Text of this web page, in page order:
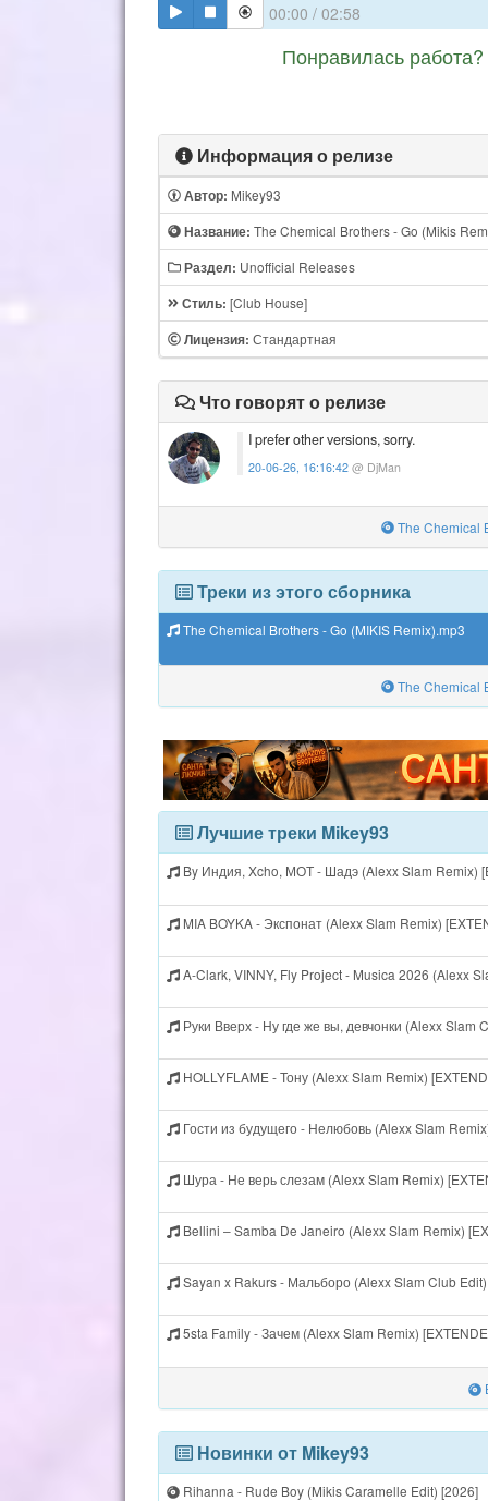
00:00 / 02:58
Понравилась
Информация о релизе
Автор: Mikey93
Название: The Chemical Brothers - Go (Mikis
Раздел: Unofficial Releases
Стиль: [Club House]
Лицензия: Стандартная
Что говорят о релизе
I prefer other versions, sorry.
20-06-26, 16:16:42 @ DjMan
The Chemical
Треки из этого сборника
The Chemical Brothers - Go (MIKIS Remix).mp3
The Chemical
Лучшие треки Mikey93
By Индия, Xcho, МОТ - Шадэ (Alexx Slam Remix)
MIA BOYKA - Экспонат (Alexx Slam Remix)
A-Clark, VINNY, Fly Project - Musica 2026 (Alexx
Руки Вверх - Ну где же вы, девчонки (Alexx Slam
HOLLYFLAME - Тону (Alexx Slam Remix)
Гости из будущего - Нелюбовь (Alexx Slam
Шура - Не верь слезам (Alexx Slam Remix)
Bellini – Samba De Janeiro (Alexx Slam Remix)
Sayan x Rakurs - Мальборо (Alexx Slam Club
5sta Family - Зачем (Alexx Slam Remix)
Новинки от Mikey93
Rihanna - Rude Boy (Mikis Caramelle Edit) [2026]